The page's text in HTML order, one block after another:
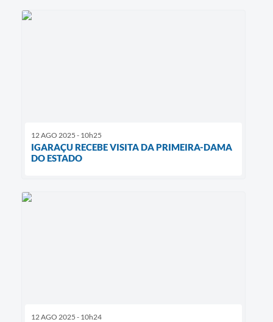
12 AGO 2025 - 10h25
IGARAÇU RECEBE VISITA DA PRIMEIRA-DAMA
DO ESTADO
12 AGO 2025 - 10h24